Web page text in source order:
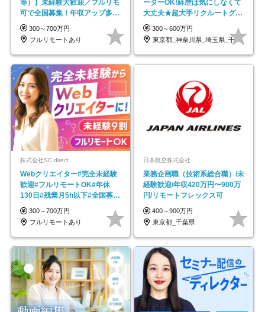
等）】未経験大歓迎／フルリモ
可で全国募集！年収アップ多数
★年休最大130日★
300～700万円
フルリモートあり
ーターOK!経歴は気にしなくて
大丈夫★超大手リクルートグル
ープの正社員/sg
300～600万円
東京都_神奈川県_埼玉県_千葉県_大阪府…
株式会社SC direct
Webクリエイター#完全未経験
歓迎#フルリモートOK#年休
130日#残業月5h以下#全国募集
#最大1年の研修
300～700万円
フルリモートあり
日本航空株式会社
業務企画職（技術系総合職）/未
経験歓迎/年収420万円〜900万
円/リモートフレックス可
400～900万円
東京都_千葉県